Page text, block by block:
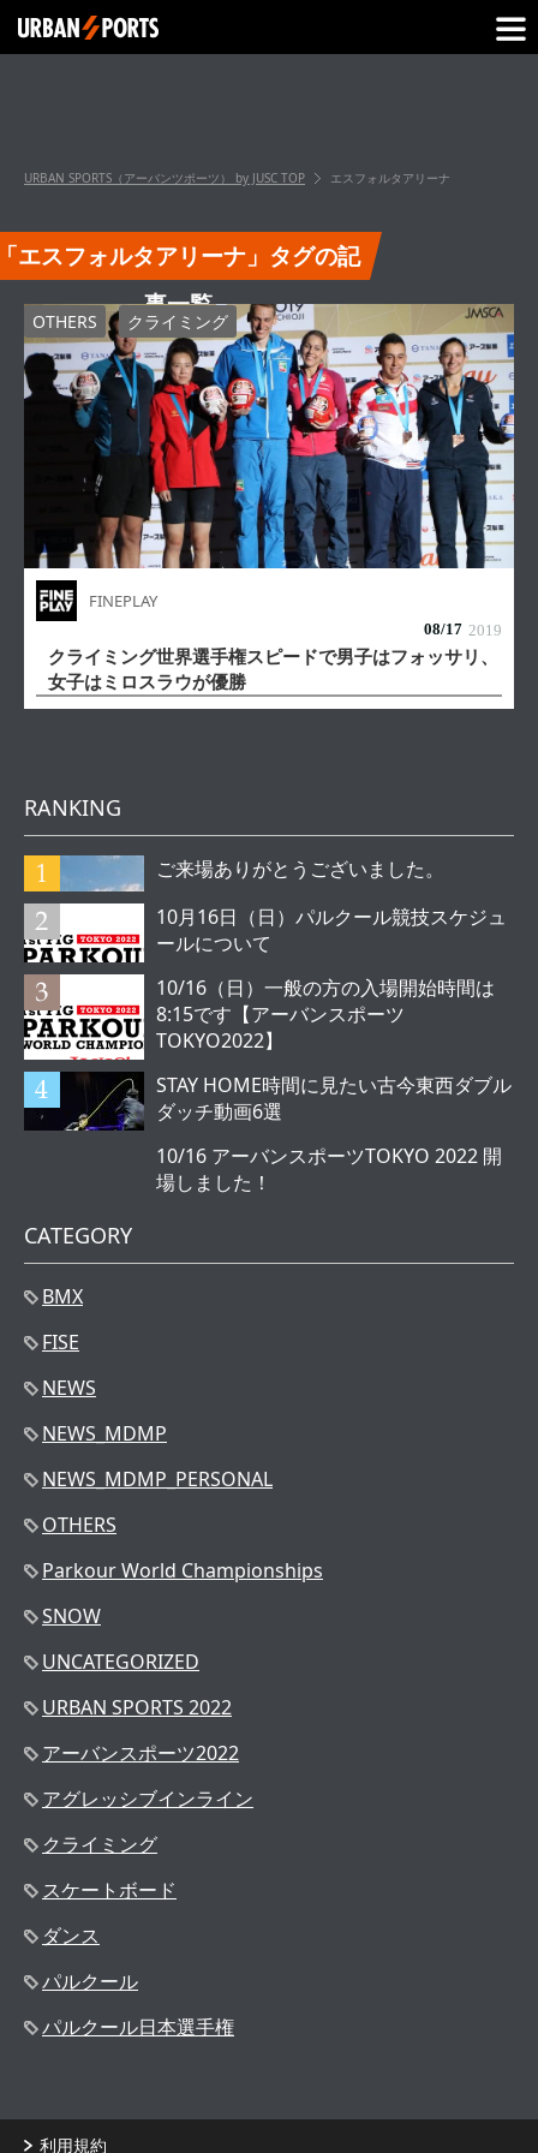
URBAN SPORTS（アーバンツポーツ） by JUSC TOP エスフォルタアリーナ
エスフォルタアリーナ」タグの記
事一覧
OTHERS クライミング
FINEPLAY
08/17 2019
クライミング世界選手権スピードで男子はフォッサリ、
女子はミロスラウが優勝
RANKING
ご来場ありがとうございました。
10月16日（日）パルクール競技スケジュ
ールについて
10/16（日）一般の方の入場開始時間は
8:15です【アーバンスポーツ
TOKYO2022】
STAY HOME時間に見たい古今東西ダブル
ダッチ動画6選
10/16 アーバンスポーツTOKYO 2022 開
場しました！
CATEGORY
BMX
FISE
NEWS
NEWS_MDMP
NEWS_MDMP_PERSONAL
OTHERS
Parkour World Championships
SNOW
UNCATEGORIZED
URBAN SPORTS 2022
アーバンスポーツ2022
アグレッシブインライン
クライミング
スケートボード
ダンス
パルクール
パルクール日本選手権
利用規約